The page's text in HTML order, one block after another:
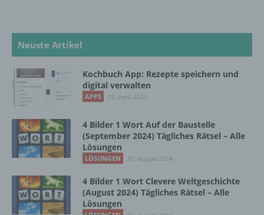
Neuste Artikel
Kochbuch App: Rezepte speichern und
digital verwalten
APPS 03. April 2025
4 Bilder 1 Wort Auf der Baustelle
(September 2024) Tägliches Rätsel – Alle
Lösungen
LÖSUNGEN 31. August 2024
4 Bilder 1 Wort Clevere Weltgeschichte
(August 2024) Tägliches Rätsel – Alle
Lösungen
b) betroffene Person
identifizierbare natürliche Person, deren
personenbezogene Daten von dem für die
Verarbeitung Verantwortlichen verarbeitet
c) Verarbeitung
Verarbeitung ist jeder mit oder ohne Hilfe
automatisierter Verfahren ausgeführte
Vorgang oder jede solche Vorgangsreihe im